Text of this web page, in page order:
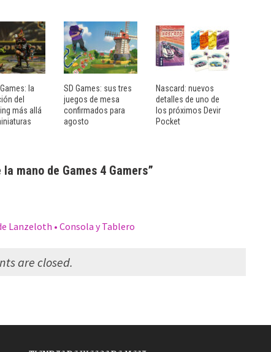
la
del
más allá
SD Games: sus tres
juegos de mesa
confirmados para
agosto
Nascard: nuevos
detalles de uno de
los próximos Devir
Pocket
mano de Games 4 Gamers”
Lanzeloth • Consola y Tablero
are closed.